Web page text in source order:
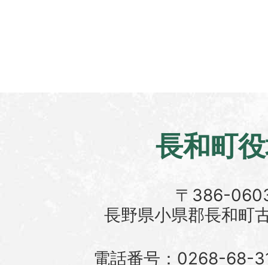
長和町
〒386-
長野県小県郡長和町
電話番号：0268-68-